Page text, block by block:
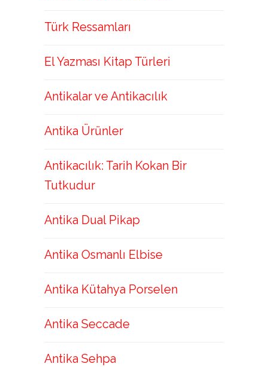
Türk Ressamları
El Yazması Kitap Türleri
Antikalar ve Antikacılık
Antika Ürünler
Antikacılık: Tarih Kokan Bir
Tutkudur
Antika Dual Pikap
Antika Osmanlı Elbise
Antika Kütahya Porselen
Antika Seccade
Antika Sehpa